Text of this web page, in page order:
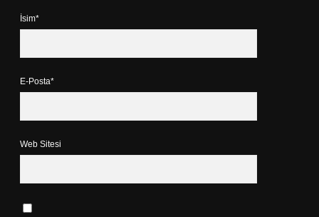
İsim*
E-Posta*
Web Sitesi